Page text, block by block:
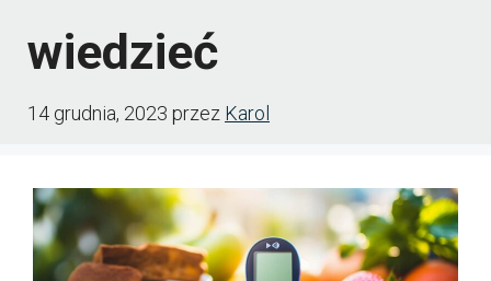
wiedzieć
14 grudnia, 2023 przez Karol